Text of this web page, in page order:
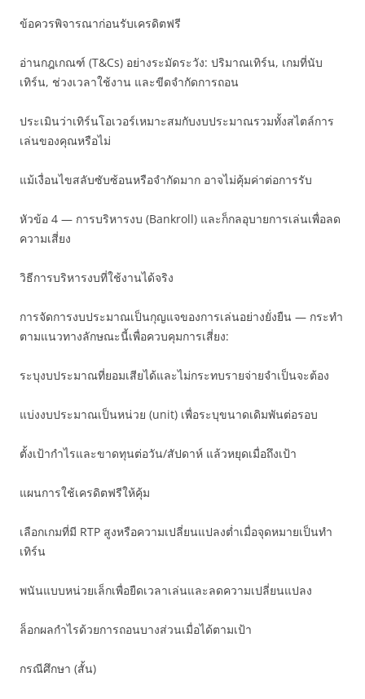
ข้อควรพิจารณาก่อนรับเครดิตฟรี
อ่านกฎเกณฑ์ (T&Cs) อย่างระมัดระวัง: ปริมาณเทิร์น, เกมที่นับ
เทิร์น, ช่วงเวลาใช้งาน และขีดจำกัดการถอน
ประเมินว่าเทิร์นโอเวอร์เหมาะสมกับงบประมาณรวมทั้งสไตล์การ
เล่นของคุณหรือไม่
แม้เงื่อนไขสลับซับซ้อนหรือจำกัดมาก อาจไม่คุ้มค่าต่อการรับ
หัวข้อ 4 — การบริหารงบ (Bankroll) และก็กลอุบายการเล่นเพื่อลด
ความเสี่ยง
วิธีการบริหารงบที่ใช้งานได้จริง
การจัดการงบประมาณเป็นกุญแจของการเล่นอย่างยั่งยืน — กระทำ
ตามแนวทางลักษณะนี้เพื่อควบคุมการเสี่ยง:
ระบุงบประมาณที่ยอมเสียได้และไม่กระทบรายจ่ายจำเป็นจะต้อง
แบ่งงบประมาณเป็นหน่วย (unit) เพื่อระบุขนาดเดิมพันต่อรอบ
ตั้งเป้ากำไรและขาดทุนต่อวัน/สัปดาห์ แล้วหยุดเมื่อถึงเป้า
แผนการใช้เครดิตฟรีให้คุ้ม
เลือกเกมที่มี RTP สูงหรือความเปลี่ยนแปลงต่ำเมื่อจุดหมายเป็นทำ
เทิร์น
พนันแบบหน่วยเล็กเพื่อยืดเวลาเล่นและลดความเปลี่ยนแปลง
ล็อกผลกำไรด้วยการถอนบางส่วนเมื่อได้ตามเป้า
กรณีศึกษา (สั้น)